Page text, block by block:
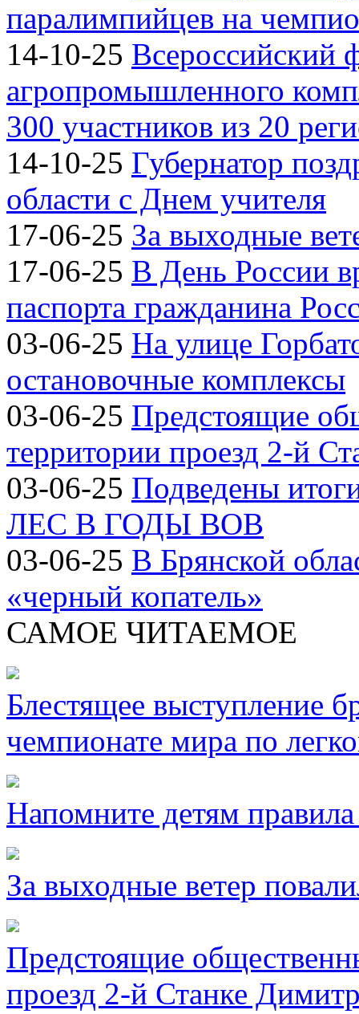
паралимпийцев на
14-10-25 Всероссийский
агропромышленного
300 участников из 20
14-10-25 Губернатор
области с Днем учителя
17-06-25 За выходные
17-06-25 В День России
паспорта гражданина
03-06-25 На улице
остановочные комплексы
03-06-25 Предстоящие
территории проезд 2-й
03-06-25 Подведены
ЛЕС В ГОДЫ ВОВ
03-06-25 В Брянской
«черный копатель»
САМОЕ ЧИТАЕМОЕ
Блестящее выступление
чемпионате мира по
Напомните детям
За выходные ветер
Предстоящие
проезд 2-й Станке